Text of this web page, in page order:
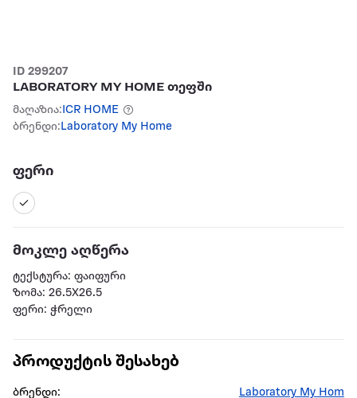
ID 299207
LABORATORY MY HOME თეფში
მაღაზია: ICR HOME
ბრენდი: Laboratory My Home
ფერი
მოკლე აღწერა
ტექსტურა: ფაიფური
ზომა: 26.5X26.5
ფერი: ჭრელი
პროდუქტის შესახებ
ბრენდი:
Laboratory My Hom